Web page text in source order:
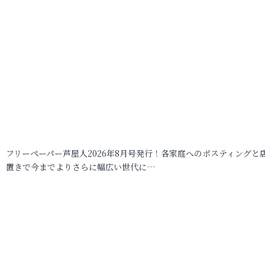
フリーペーパー芦屋人2026年8月号発行！各家庭へのポスティングと
置きで今までよりさらに幅広い世代に…